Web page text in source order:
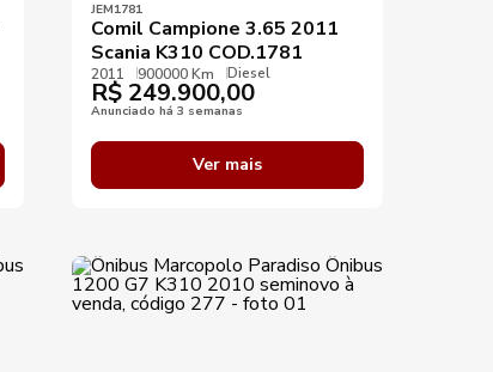
JEM1781
Comil Campione 3.65 2011
Scania K310 COD.1781
2011 900000 Km Diesel
R$ 249.900,00
Anunciado há 3 semanas
Ver mais